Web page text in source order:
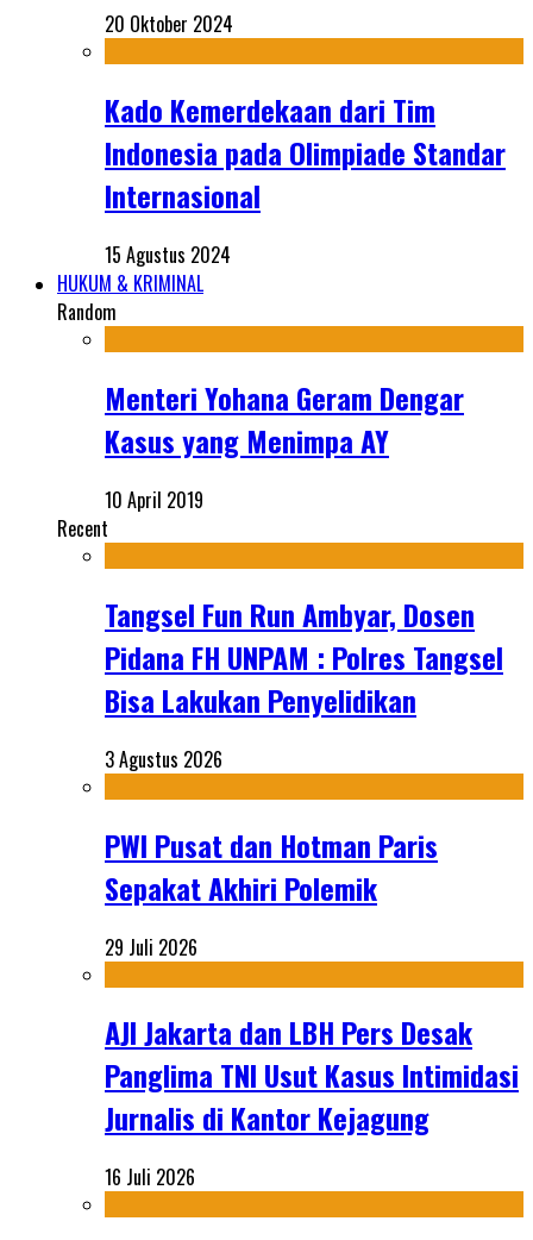
20 Oktober 2024
Kado Kemerdekaan dari Tim
Indonesia pada Olimpiade Standar
Internasional
15 Agustus 2024
HUKUM & KRIMINAL
Random
Menteri Yohana Geram Dengar
Kasus yang Menimpa AY
10 April 2019
Recent
Tangsel Fun Run Ambyar, Dosen
Pidana FH UNPAM : Polres Tangsel
Bisa Lakukan Penyelidikan
3 Agustus 2026
PWI Pusat dan Hotman Paris
Sepakat Akhiri Polemik
29 Juli 2026
AJI Jakarta dan LBH Pers Desak
Panglima TNI Usut Kasus Intimidasi
Jurnalis di Kantor Kejagung
16 Juli 2026